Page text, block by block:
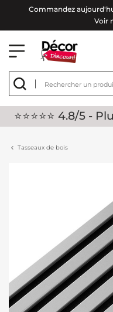
Commandez
Voir
⭐⭐⭐⭐⭐ 4.8/5 -
Tasseaux de bois